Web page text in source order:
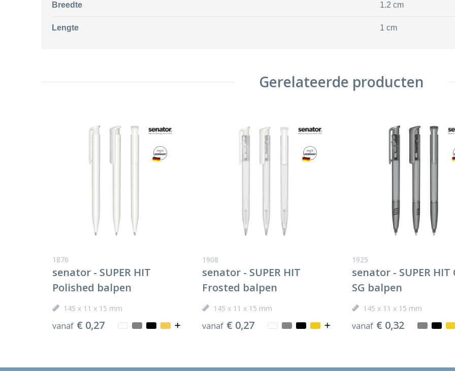
Breedte 1.2 cm
Lengte 1 cm
Gerelateerde producten
1876
senator - SUPER HIT
Polished balpen
145 x 11 x 15 mm
vanaf € 0,27
1908
senator - SUPER HIT
Frosted balpen
145 x 11 x 15 mm
vanaf € 0,27
1925
senator - SUPER HIT
SG balpen
145 x 11 x 15 mm
vanaf € 0,32